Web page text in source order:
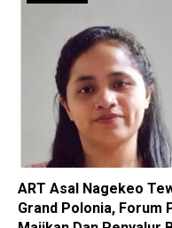
ART Asal Nagekeo
Grand Polonia, Forum